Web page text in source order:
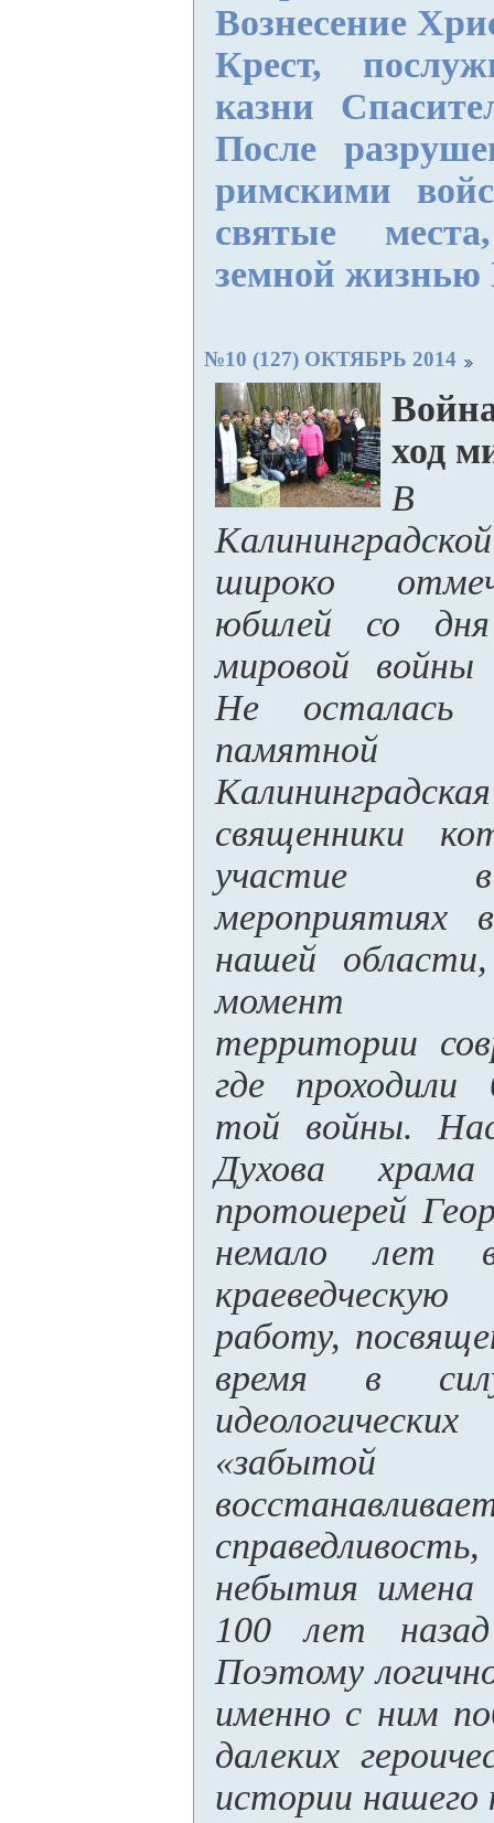
Вознесение
Крест,
казни
После
римскими
святые
земной жизнью
№10 (127) ОКТЯБРЬ 2014
ход
В
широко
юбилей со
мировой
Не
священники
участие
мероприятиях
нашей
момент
территории
где проходили
той войны.
Духова
протоиерей
немало лет
работу,
время в
«забытой
небытия имена
100 лет
Поэтому
именно с ним
далеких
истории нашего